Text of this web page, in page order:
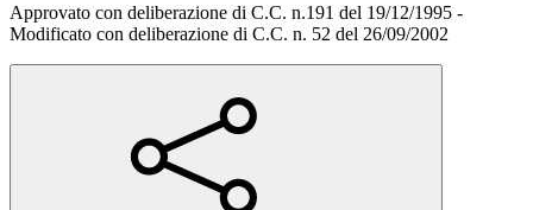
Approvato con deliberazione di C.C. n.191 del 19/12/1995 -
Modificato con deliberazione di C.C. n. 52 del 26/09/2002